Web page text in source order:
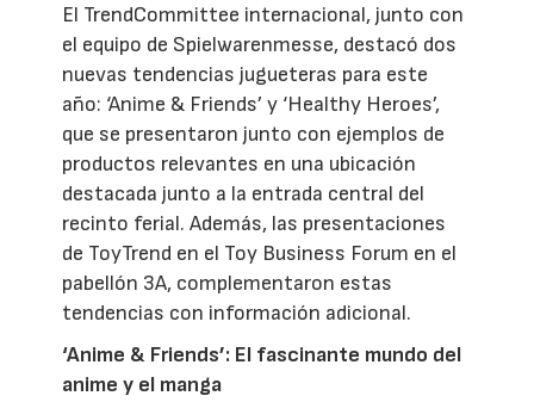
El TrendCommittee internacional, junto con
el equipo de Spielwarenmesse, destacó dos
nuevas tendencias jugueteras para este
año: ‘Anime & Friends’ y ‘Healthy Heroes’,
que se presentaron junto con ejemplos de
productos relevantes en una ubicación
destacada junto a la entrada central del
recinto ferial. Además, las presentaciones
de ToyTrend en el Toy Business Forum en el
pabellón 3A, complementaron estas
tendencias con información adicional.
‘Anime & Friends’: El fascinante mundo del
anime y el manga